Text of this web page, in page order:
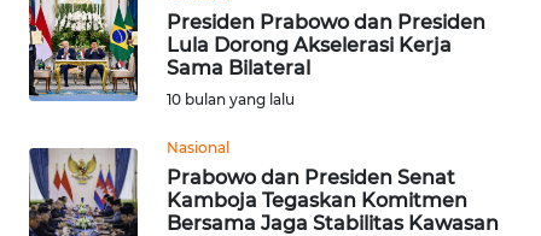
Presiden Prabowo dan Presiden
Lula Dorong Akselerasi Kerja
Sama Bilateral
10 bulan yang lalu
Nasional
Prabowo dan Presiden Senat
Kamboja Tegaskan Komitmen
Bersama Jaga Stabilitas Kawasan
SAINS-TEKNO
INTERNASIONAL